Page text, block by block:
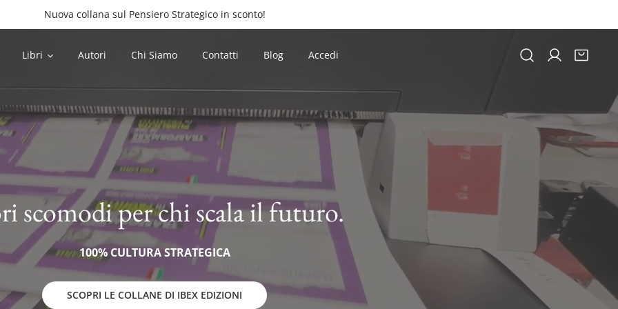
Nuova collana sul Pensiero Strategico in sconto!
Libri Autori Chi Siamo Contatti Blog Accedi
Accesso
scomodi per chi scala il futuro.
100% CULTURA STRATEGICA
SCOPRI LE COLLANE DI IBEX EDIZIONI